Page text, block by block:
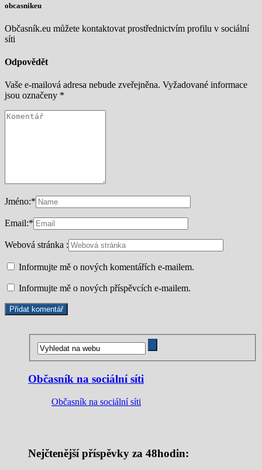
obcasnikeu
Občasník.eu můžete kontaktovat prostřednictvím profilu v sociální
síti
Odpovědět
Vaše e-mailová adresa nebude zveřejněna. Vyžadované informace
jsou označeny *
Jméno:*
Email:*
Webová stránka :
Informujte mě o nových komentářích e-mailem.
Informujte mě o nových příspěvcích e-mailem.
Občasník na sociální síti
Občasník na sociální síti
Nejčtenější příspěvky za 48hodin: